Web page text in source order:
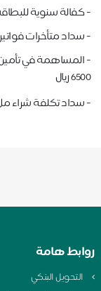
- كفالة سنوية للبطاقة
- سداد متأخرات فواتير
- المساهمة في تأمين
6500 ريال
- سداد تكلفة شراء ملابس
روابط هامة
التحويل البنكي